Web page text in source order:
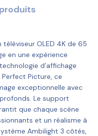
OLED 4K de 65
en une expérience
d’affichage
Picture, ce
exceptionnelle avec
Le support
que chaque scène
et un réalisme à
Ambilight 3 côtés,